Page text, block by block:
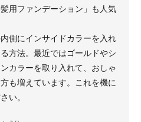
用ファンデーション」も人気
側にインサイドカラーを入れ
方法。最近ではゴールドやシ
カラーを取り入れて、おしゃ
も増えています。これを機に
い。